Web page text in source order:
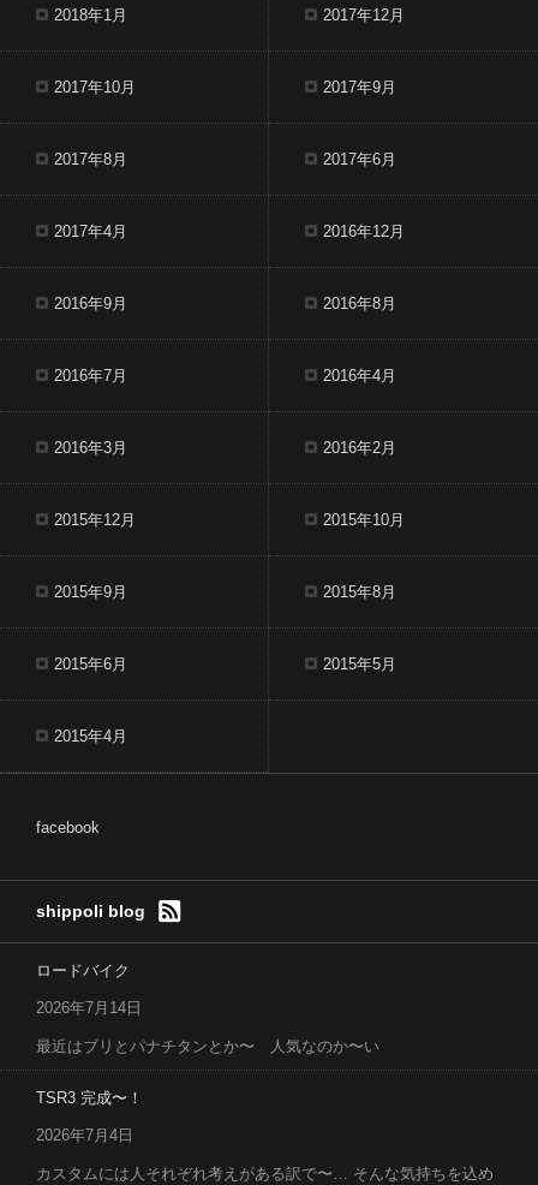
2018年1月 2017年12月
2017年10月 2017年9月
2017年8月 2017年6月
2017年4月 2016年12月
2016年9月 2016年8月
2016年7月 2016年4月
2016年3月 2016年2月
2015年12月 2015年10月
2015年9月 2015年8月
2015年6月 2015年5月
2015年4月
facebook
shippoli blog
ロードバイク
2026年7月14日
最近はブリとパナチタンとか〜 人気なのか〜い
TSR3 完成〜！
2026年7月4日
カスタムには人それぞれ考えがある訳で〜… そんな気持ちを込め